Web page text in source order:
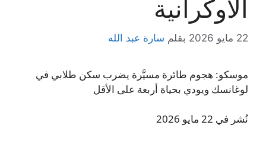
الأوكرانية
22 مايو 2026 بقلم سارة عبد الله
موسكو: هجوم طائرة مسيَّرة يضرب سكن طلابي في
لوغانسك ويودي بحياة أربعة على الأقل
نُشر في 22 مايو 2026